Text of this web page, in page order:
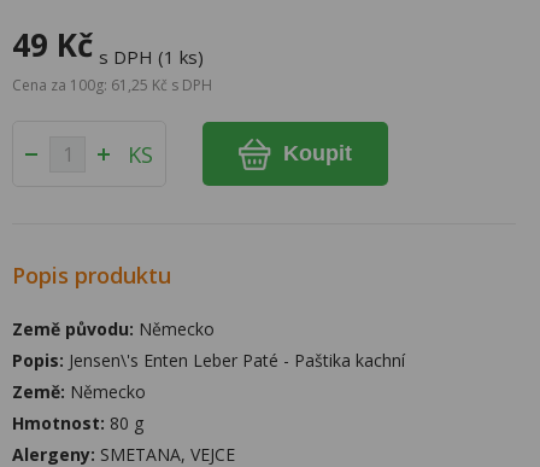
49 Kč s DPH (1 ks)
Cena za 100g: 61,25 Kč s DPH
KS Koupit
Popis produktu
Země původu: Německo
Popis: Jensen\'s Enten Leber Paté - Paštika kachní
Země: Německo
Hmotnost: 80 g
Alergeny: SMETANA, VEJCE